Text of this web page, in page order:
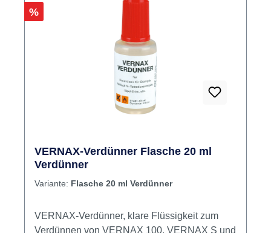
Rabatt
%
VERNAX-Verdünner Flasche 20 ml
Verdünner
Variante: Flasche 20 ml Verdünner
VERNAX-Verdünner, klare Flüssigkeit zum
Verdünnen von VERNAX 100, VERNAX S und